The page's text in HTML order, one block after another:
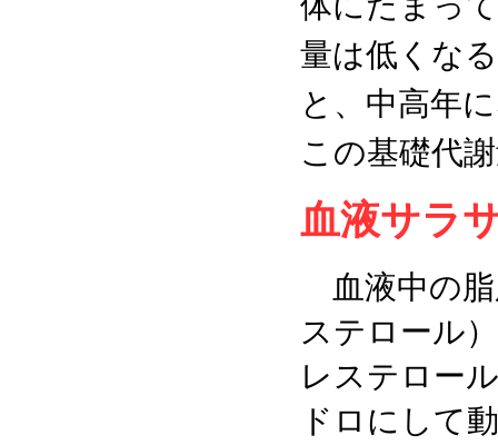
量は低くな
と、中高年
この基礎代
血液サラ
血液中の脂
ステロール
レステロー
ドロにして